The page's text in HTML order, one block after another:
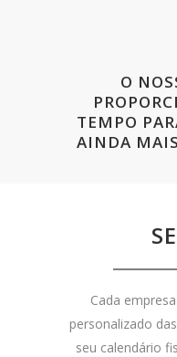
O
TEMPO
AINDA
Cada
personalizado
seu calendário